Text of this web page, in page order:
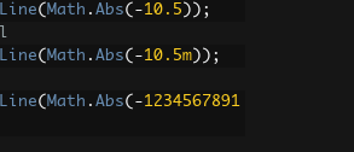
( Math . Abs(-10.5 ));
( Math . Abs(-10.5m ));
( Math . Abs(-1234567891